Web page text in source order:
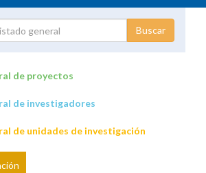
investigación
de proyectos
de investigadores
de unidades de investigación